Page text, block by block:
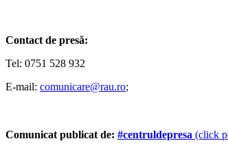
Contact de presă:
Tel: 0751 528 932
E-mail: comunicare@rau.ro;
Comunicat publicat de: #centruldepresa (click